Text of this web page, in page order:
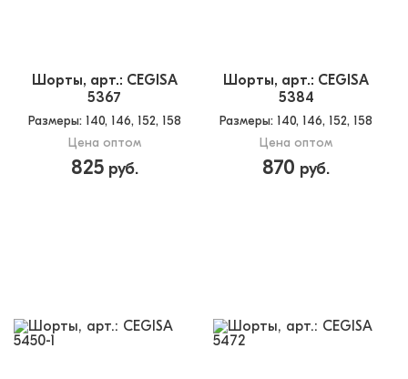
Шорты, арт.: CEGISA
5367
Размеры: 140, 146, 152, 158
Цена оптом
825руб.
Шорты, арт.: CEGISA
5384
Размеры: 140, 146, 152, 158
Цена оптом
870 руб.